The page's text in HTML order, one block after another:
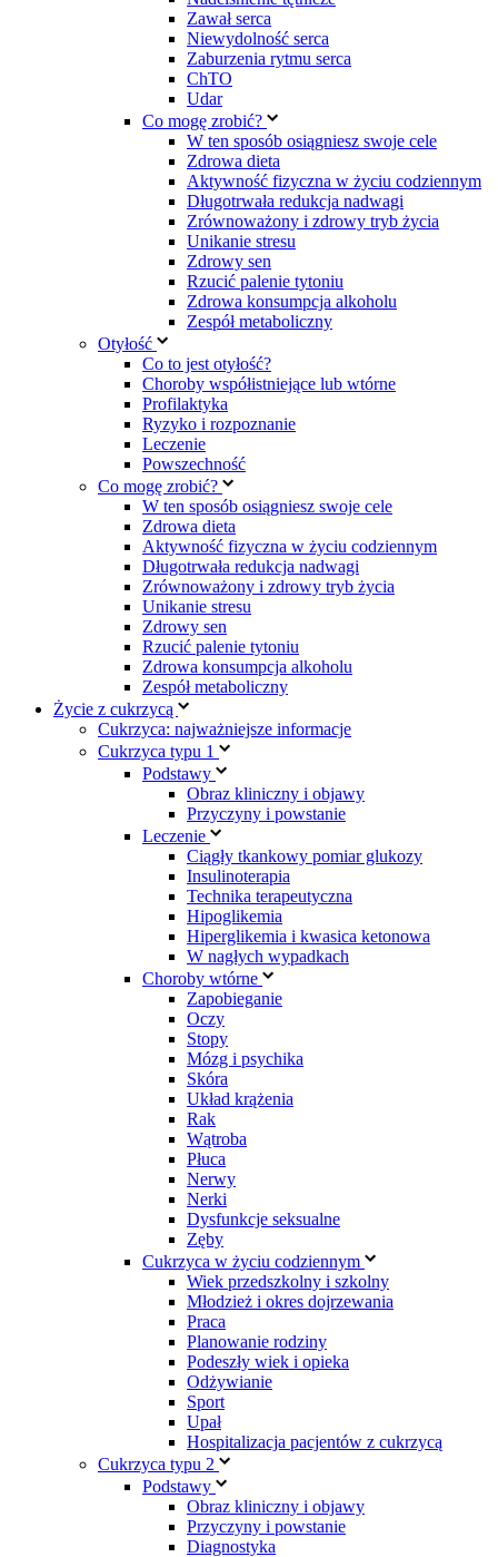
Zawał serca
Niewydolność serca
Zaburzenia rytmu serca
ChTO
Udar
Co mogę zrobić?
W ten sposób osiągniesz swoje cele
Zdrowa dieta
Aktywność fizyczna w życiu codziennym
Długotrwała redukcja nadwagi
Zrównoważony i zdrowy tryb życia
Unikanie stresu
Zdrowy sen
Rzucić palenie tytoniu
Zdrowa konsumpcja alkoholu
Zespół metaboliczny
Otyłość
Co to jest otyłość?
Choroby współistniejące lub wtórne
Profilaktyka
Ryzyko i rozpoznanie
Leczenie
Powszechność
Co mogę zrobić?
W ten sposób osiągniesz swoje cele
Zdrowa dieta
Aktywność fizyczna w życiu codziennym
Długotrwała redukcja nadwagi
Zrównoważony i zdrowy tryb życia
Unikanie stresu
Zdrowy sen
Rzucić palenie tytoniu
Zdrowa konsumpcja alkoholu
Zespół metaboliczny
Życie z cukrzycą
Cukrzyca: najważniejsze informacje
Cukrzyca typu 1
Podstawy
Obraz kliniczny i objawy
Przyczyny i powstanie
Leczenie
Ciągły tkankowy pomiar glukozy
Insulinoterapia
Technika terapeutyczna
Hipoglikemia
Hiperglikemia i kwasica ketonowa
W nagłych wypadkach
Choroby wtórne
Zapobieganie
Oczy
Stopy
Mózg i psychika
Skóra
Układ krążenia
Rak
Wątroba
Płuca
Nerwy
Nerki
Dysfunkcje seksualne
Zęby
Cukrzyca w życiu codziennym
Wiek przedszkolny i szkolny
Młodzież i okres dojrzewania
Praca
Planowanie rodziny
Podeszły wiek i opieka
Odżywianie
Sport
Upał
Hospitalizacja pacjentów z cukrzycą
Cukrzyca typu 2
Podstawy
Obraz kliniczny i objawy
Przyczyny i powstanie
Diagnostyka